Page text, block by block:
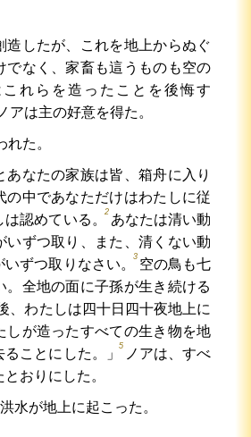
造したが、これを地上からぬぐ
でなく、家畜も這うものも空の
れらを造ったことを後悔す
アは主の好意を得た。
た。
あなたの家族は皆、箱舟に入り
の中であなただけはわたしに従
は認めている。
2
あなたは清い動
いずつ取り、また、清くない動
いずつ取りなさい。
3
空の鳥も七
。全地の面に子孫が生き続ける
、わたしは四十日四十夜地上に
しが造ったすべての生き物を地
ることにした。」
5
ノアは、すべ
おりにした。
水が地上に起こった。